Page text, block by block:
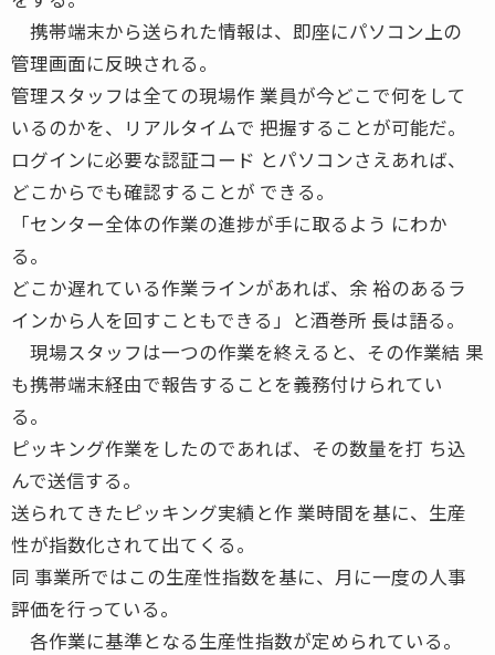
携帯端末から送られた情報は、即座にパソコン上の
管理画面に反映される。
管理スタッフは全ての現場作 業員が今どこで何をして
いるのかを、リアルタイムで 把握することが可能だ。
ログインに必要な認証コード とパソコンさえあれば、
どこからでも確認することが できる。
「センター全体の作業の進捗が手に取るよう にわか
る。
どこか遅れている作業ラインがあれば、余 裕のあるラ
インから人を回すこともできる」と酒巻所 長は語る。
現場スタッフは一つの作業を終えると、その作業結 果
も携帯端末経由で報告することを義務付けられてい
る。
ピッキング作業をしたのであれば、その数量を打 ち込
んで送信する。
送られてきたピッキング実績と作 業時間を基に、生産
性が指数化されて出てくる。
同 事業所ではこの生産性指数を基に、月に一度の人事
評価を行っている。
各作業に基準となる生産性指数が定められている。